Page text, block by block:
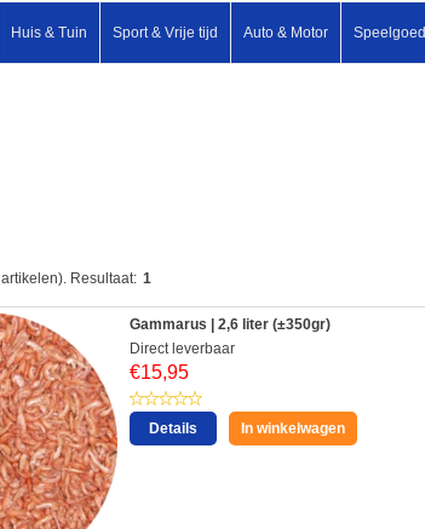
Huis & Tuin Sport & Vrije tijd Auto & Motor Speelgoed
artikelen). Resultaat: 1
Gammarus | 2,6 liter (±350gr)
Direct leverbaar
€15,95
Details In winkelwagen